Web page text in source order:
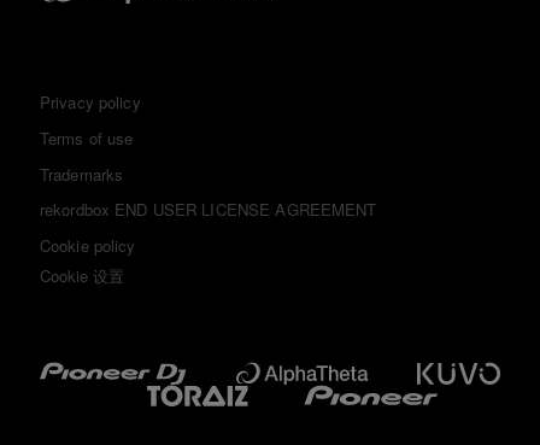
Privacy policy
Terms of use
Trademarks
rekordbox END USER LICENSE AGREEMENT
Cookie policy
Cookie 设置